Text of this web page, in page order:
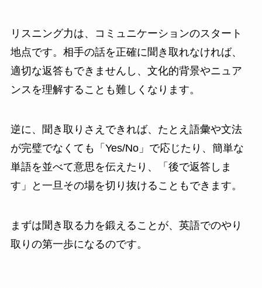
リスニング力は、コミュニケーションのスタート
地点です。相手の話を正確に聞き取れなければ、
適切な返答もできませんし、文化的背景やニュア
ンスを理解することも難しくなります。
逆に、聞き取りさえできれば、たとえ語彙や文法
が完璧でなくても「Yes/No」で応じたり、簡単な
単語を並べて意思を伝えたり、「後で返答しま
す」と一旦その場を切り抜けることもできます。
まずは聞き取る力を鍛えることが、英語でのやり
取りの第一歩になるのです。